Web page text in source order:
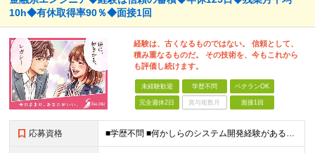
10h◆有休取得率90％◆面接1回
経験は、古くなるものではない。 信頼として、
積み重なるものだ。 その技術を、今もこれから
も評価し続けます。
未経験歓迎 学歴不問 ベテランOK
完全週休2日 賞与複数月 面接1回
応募資格 ■学歴不問 ■何かしらのシステム開発経験がある方(2年以上・ジャンル不問) 【活かせる経験・スキル】 基本設計までの開発経験がある方なら即戦力として活躍いただけます。 【特に活かせるスキル】 ・J